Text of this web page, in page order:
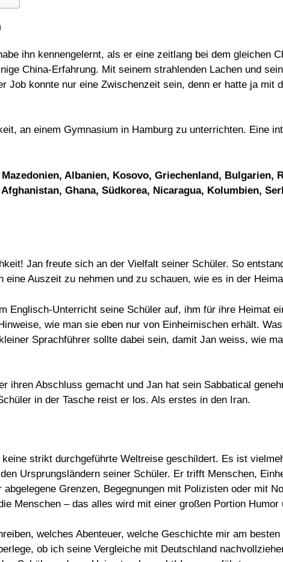
ihn kennengelernt, als er eine zeitlang bei dem gleichen
China-Erfahrung. Mit seinem strahlenden Lachen und
Job konnte nur eine Zwischenzeit sein, denn er hatte ja mit
an einem Gymnasium in Hamburg zu unterrichten. Eine
Albanien, Kosovo, Griechenland, Bulgarien,
Ghana, Südkorea, Nicaragua, Kolumbien,
Jan freute sich an der Vielfalt seiner Schüler. So
eine Auszeit zu nehmen und zu schauen, wie es in der
Englisch-Unterricht seine Schüler auf, ihm für ihre Heimat
wie man sie eben nur von Einheimischen erhält.
Sprachführer sollte dabei sein, damit Jan weiss, wie
ihren Abschluss gemacht und Jan hat sein Sabbatical
in der Tasche reist er los. Als erstes in den Iran.
strikt durchgeführte Weltreise geschildert. Es ist
Ursprungsländern seiner Schüler. Er trifft Menschen,
Grenzen, Begegnungen mit Polizisten oder mit
Menschen – das alles wird mit einer großen Portion Humor
welches Abenteuer, welche Geschichte mir am
ob ich seine Vergleiche mit Deutschland